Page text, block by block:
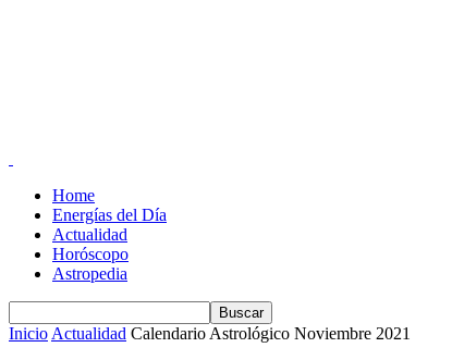
Home
Energías del Día
Actualidad
Horóscopo
Astropedia
Inicio Actualidad Calendario Astrológico Noviembre 2021